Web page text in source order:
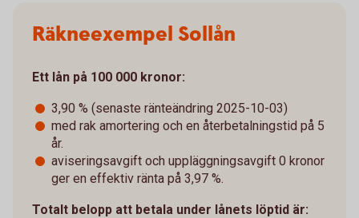
Räkneexempel Sollån
Ett lån på 100 000 kronor:
3,90 % (senaste ränteändring 2025-10-03)
med rak amortering och en återbetalningstid på 5
år.
aviseringsavgift och uppläggningsavgift 0 kronor
ger en effektiv ränta på 3,97 %.
Totalt belopp att betala under lånets löptid är: